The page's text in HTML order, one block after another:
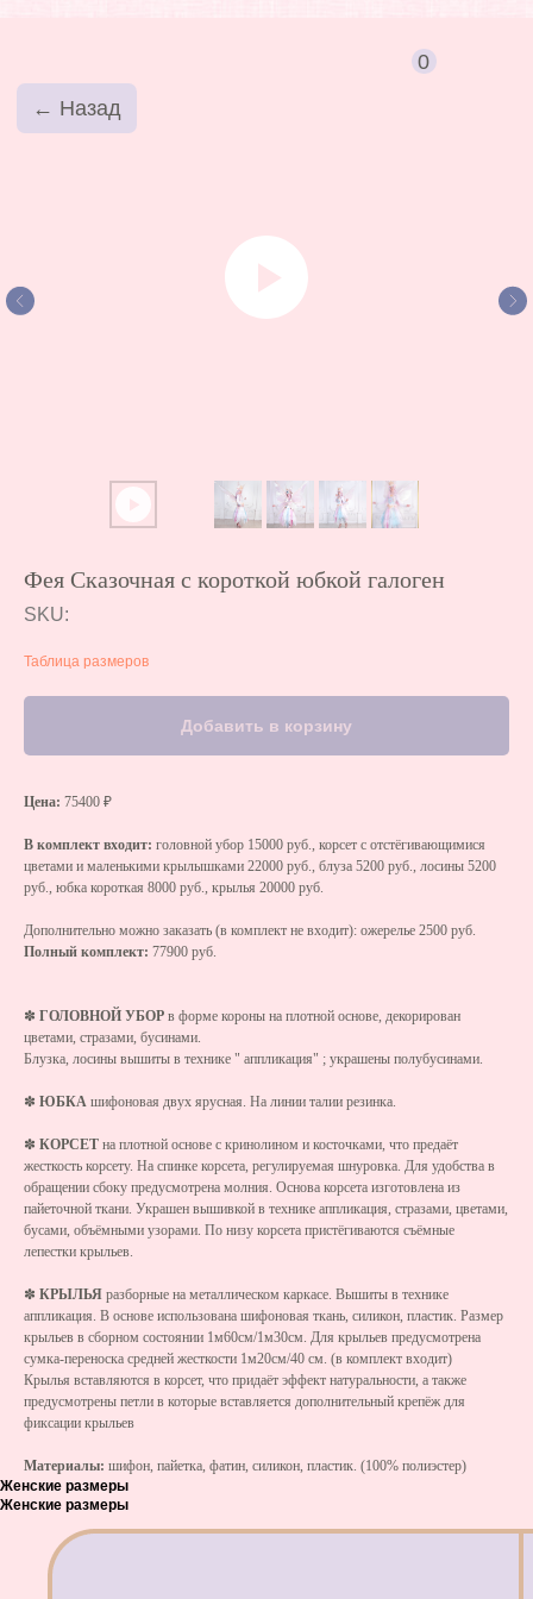
Фея Сказочная с короткой юбкой галоген
SKU:
Таблица размеров
Добавить в корзину
Цена: 75400 ₽
В комплект входит: головной убор 15000 руб., корсет с отстёгивающимися
цветами и маленькими крылышками 22000 руб., блуза 5200 руб., лосины 5200
руб., юбка короткая 8000 руб., крылья 20000 руб.
Дополнительно можно заказать (в комплект не входит): ожерелье 2500 руб.
Полный комплект: 77900 руб.
✽ ГОЛОВНОЙ УБОР в форме короны на плотной основе, декорирован
цветами, стразами, бусинами.
Блузка, лосины вышиты в технике " аппликация" ; украшены полубусинами.
✽ ЮБКА шифоновая двух ярусная. На линии талии резинка.
✽ КОРСЕТ на плотной основе с кринолином и косточками, что предаёт
жесткость корсету. На спинке корсета, регулируемая шнуровка. Для удобства в
обращении сбоку предусмотрена молния. Основа корсета изготовлена из
пайеточной ткани. Украшен вышивкой в технике аппликация, стразами, цветами,
бусами, объёмными узорами. По низу корсета пристёгиваются съёмные
лепестки крыльев.
✽ КРЫЛЬЯ разборные на металлическом каркасе. Вышиты в технике
аппликация. В основе использована шифоновая ткань, силикон, пластик. Размер
крыльев в сборном состоянии 1м60см/1м30см. Для крыльев предусмотрена
сумка-переноска средней жесткости 1м20см/40 см. (в комплект входит)
Крылья вставляются в корсет, что придаёт эффект натуральности, а также
предусмотрены петли в которые вставляется дополнительный крепёж для
фиксации крыльев
Материалы: шифон, пайетка, фатин, силикон, пластик. (100% полиэстер)
Женские размеры
Женские размеры